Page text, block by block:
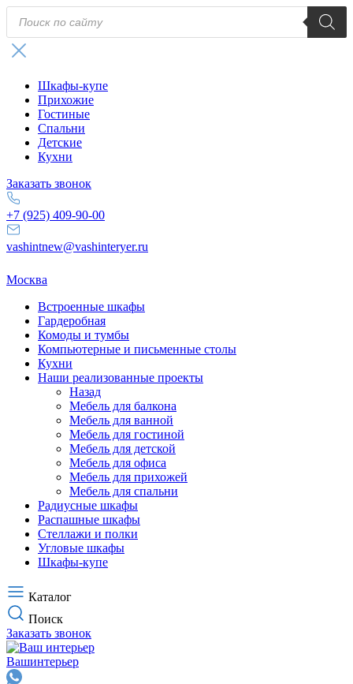
товаров
Шкафы-купе
Прихожие
Гостиные
Спальни
Детские
Кухни
Заказать звонок
+7 (925) 409-90-00
vashintnew@vashinteryer.ru
Москва
Встроенные шкафы
Гардеробная
Комоды и тумбы
Компьютерные и письменные столы
Кухни
Наши реализованные проекты
Назад
Мебель для балкона
Мебель для ванной
Мебель для гостиной
Мебель для детской
Мебель для офиса
Мебель для прихожей
Мебель для спальни
Радиусные шкафы
Распашные шкафы
Стеллажи и полки
Угловые шкафы
Шкафы-купе
Каталог
Поиск
Заказать звонок
Вашинтерьер